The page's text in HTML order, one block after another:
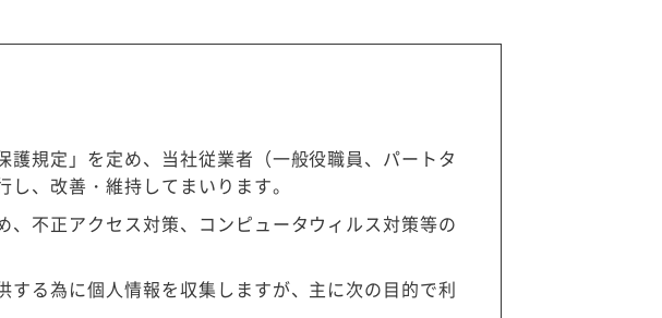
規定」を定め、当社従業者（一般役職員、パートタ
、改善・維持してまいります。
不正アクセス対策、コンピュータウィルス対策等の
る為に個人情報を収集しますが、主に次の目的で利